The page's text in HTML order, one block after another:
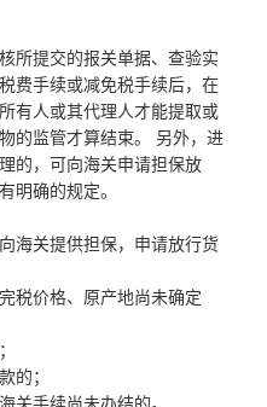
所提交的报关单据、查验实
费手续或减免税手续后，在
有人或其代理人才能提取或
的监管才算结束。 另外，进
的，可向海关申请担保放
明确的规定。
海关提供担保，申请放行货
税价格、原产地尚未确定
的；
关手续尚未办结的。